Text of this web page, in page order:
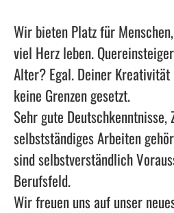
Wir bieten Platz für
viel Herz leben.
Alter? Egal. Deiner Kreativität
keine Grenzen gesetzt.
Sehr gute
selbstständiges Arbeiten
sind selbstverständlich
Berufsfeld.
Wir freuen uns auf unser